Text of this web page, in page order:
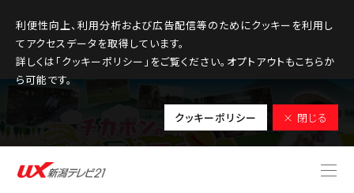
利便性向上、利用分析および広告配信等のためにクッキーを利用し
てアクセスデータを取得しています。
詳しくは「クッキーポリシー」をご覧ください。オプトアウトもこちらか
ら可能です。
クッキーポリシー × 閉じる